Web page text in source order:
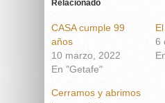
Relacionado
CASA cumple 99
años
10 marzo, 2022
En "Getafe"
6
Cerramos y abrimos